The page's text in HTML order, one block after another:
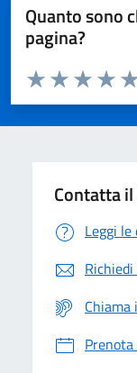
Quanto sono
pagina?
Domanda
Valuta da 1 a 5 stelle
Valuta 3
Valuta 2
Valuta 1 stelle su
Contatta
Leggi